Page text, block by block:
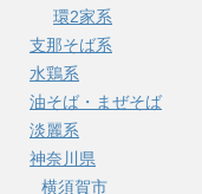
環2家系
支那そば系
水鶏系
油そば・まぜそば
淡麗系
神奈川県
横須賀市